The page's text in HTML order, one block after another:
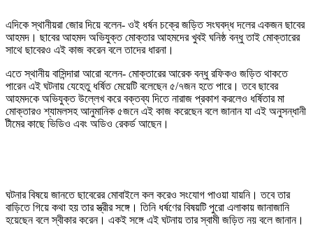
এদিকে স্থানীয়রা জোর দিয়ে বলেন- ওই ধর্ষন চক্রে জড়িত সংঘবদ্ধ দলের একজন ছাবের
আহমদ। ছাবের আহমদ অভিযুক্ত মোক্তার আহমদের খুবই ঘনিষ্ঠ বন্ধু তাই মোক্তারের
সাথে ছাবেরও এই কাজ করেন বলে তাদের ধারনা।
এতে স্থানীয় বাসিন্দারা আরো বলেন- মোক্তারের আরেক বন্ধু রফিকও জড়িত থাকতে
পারেন এই ঘটনায় যেহেতু ধর্ষিত মেয়েটি বলেছেন ৫/৭জন হতে পারে। তবে ছাবের
আহমদকে অভিযুক্ত উল্লেখ করে বক্তব্য দিতে নারাজ প্রকাশ করলেও ধর্ষিতার মা
মোক্তারও শ্যামলসহ আনুমানিক ৫জনে এই কাজ করেছেন বলে জানান যা এই অনুসন্ধানী
টীমের কাছে ভিডিও এবং অডিও রেকর্ড আছেন।
ঘটনার বিষয়ে জানতে ছাবেরের মোবাইলে কল করেও সংযোগ পাওয়া যায়নি। তবে তার
বাড়িতে গিয়ে কথা হয় তার স্ত্রীর সঙ্গে। তিনি ধর্ষণের বিষয়টি পুরো এলাকায় জানাজানি
হয়েছেন বলে স্বীকার করেন। একই সঙ্গে এই ঘটনায় তার স্বামী জড়িত নয় বলে জানান।